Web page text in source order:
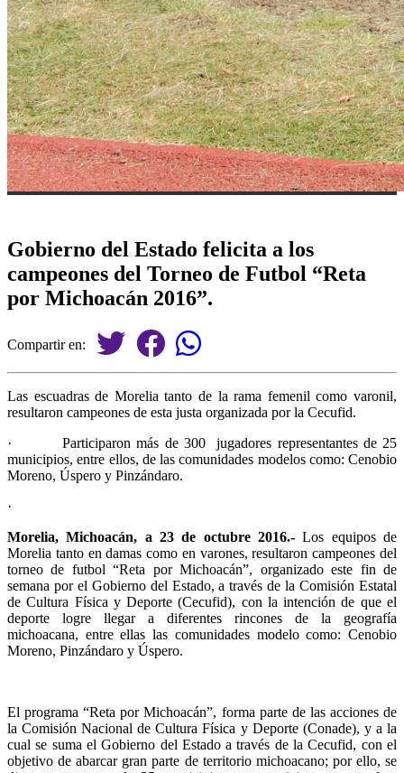
Gobierno del Estado felicita a los
campeones del Torneo de Futbol “Reta
por Michoacán 2016”.
Compartir en:
Las escuadras de Morelia tanto de la rama femenil como varonil,
resultaron campeones de esta justa organizada por la Cecufid.
·Participaron más de 300 jugadores representantes de 25
municipios, entre ellos, de las comunidades modelos como: Cenobio
Moreno, Úspero y Pinzándaro.
·
Morelia, Michoacán, a 23 de octubre 2016.- Los equipos de
Morelia tanto en damas como en varones, resultaron campeones del
torneo de futbol “Reta por Michoacán”, organizado este fin de
semana por el Gobierno del Estado, a través de la Comisión Estatal
de Cultura Física y Deporte (Cecufid), con la intención de que el
deporte logre llegar a diferentes rincones de la geografía
michoacana, entre ellas las comunidades modelo como: Cenobio
Moreno, Pinzándaro y Úspero.
El programa “Reta por Michoacán”, forma parte de las acciones de
la Comisión Nacional de Cultura Física y Deporte (Conade), y a la
cual se suma el Gobierno del Estado a través de la Cecufid, con el
objetivo de abarcar gran parte de territorio michoacano; por ello, se